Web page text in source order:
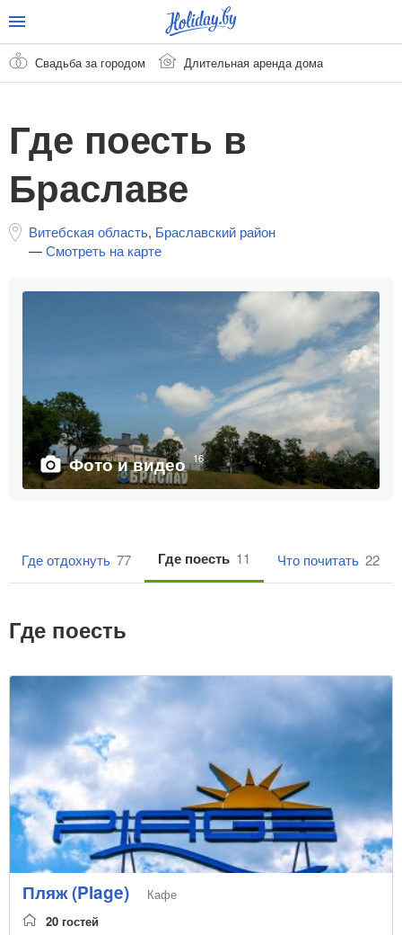
Свадьба за городом Длительная аренда дома
Где поесть в
Браславе
Витебская область, Браславский район
—Смотреть на карте
Фото и видео 16
Где отдохнуть 77 Где поесть 11 Что почитать 22
Где поесть
Пляж (Plage)
Кафе
20 гостей